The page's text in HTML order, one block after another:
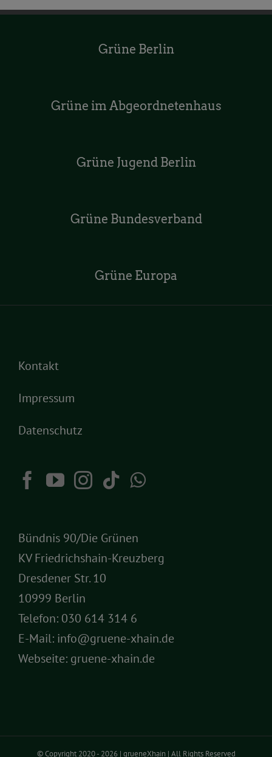
Grüne Berlin
Grüne im Abgeordnetenhaus
Grüne Jugend Berlin
Grüne Bundesverband
Grüne Europa
Kontakt
Impressum
Datenschutz
Bündnis 90/Die Grünen
KV Friedrichshain-Kreuzberg
Dresdener Str. 10
10999 Berlin
Telefon: 030 614 314 6
E-Mail: info@gruene-xhain.de
Webseite: gruene-xhain.de
© Copyright 2020 - 2026 | grueneXhain | All Rights Reserved